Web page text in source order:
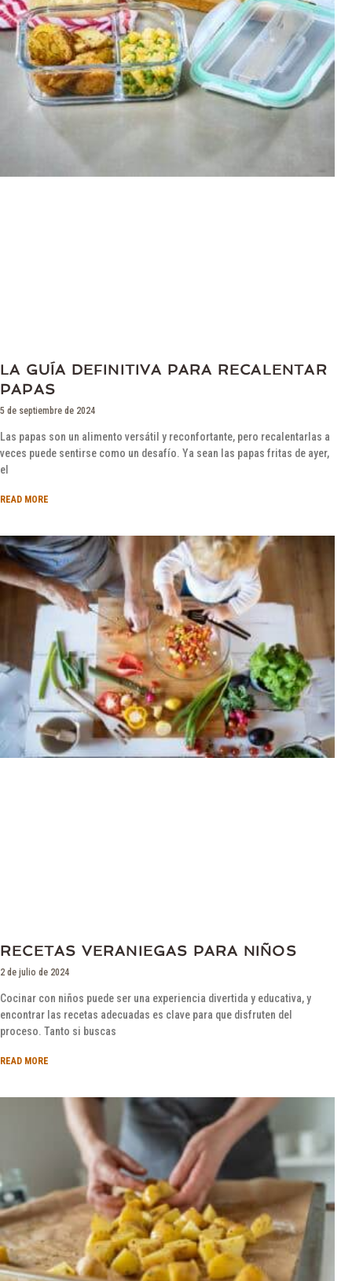
LA GUÍA DEFINITIVA PARA RECALENTAR
PAPAS
5 de septiembre de 2024
Las papas son un alimento versátil y reconfortante, pero recalentarlas a
veces puede sentirse como un desafío. Ya sean las papas fritas de ayer,
el
READ MORE
RECETAS VERANIEGAS PARA NIÑOS
2 de julio de 2024
Cocinar con niños puede ser una experiencia divertida y educativa, y
encontrar las recetas adecuadas es clave para que disfruten del
proceso. Tanto si buscas
READ MORE